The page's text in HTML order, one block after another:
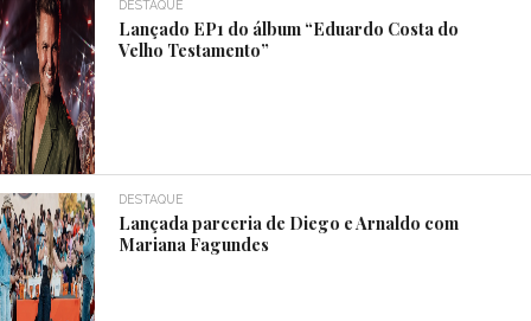
DESTAQUE
Lançado EP1 do álbum “Eduardo Costa do
Velho Testamento”
DESTAQUE
Lançada parceria de Diego e Arnaldo com
Mariana Fagundes